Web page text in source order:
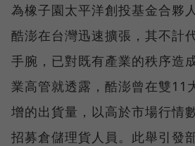
為橡子園太平洋創投基金合夥
酷澎在台灣迅速擴張，其不計
手腕，已對既有產業的秩序造
業高管就透露，酷澎曾在雙11
增的出貨量，以高於市場行情
招募倉儲理貨人員。此舉引發